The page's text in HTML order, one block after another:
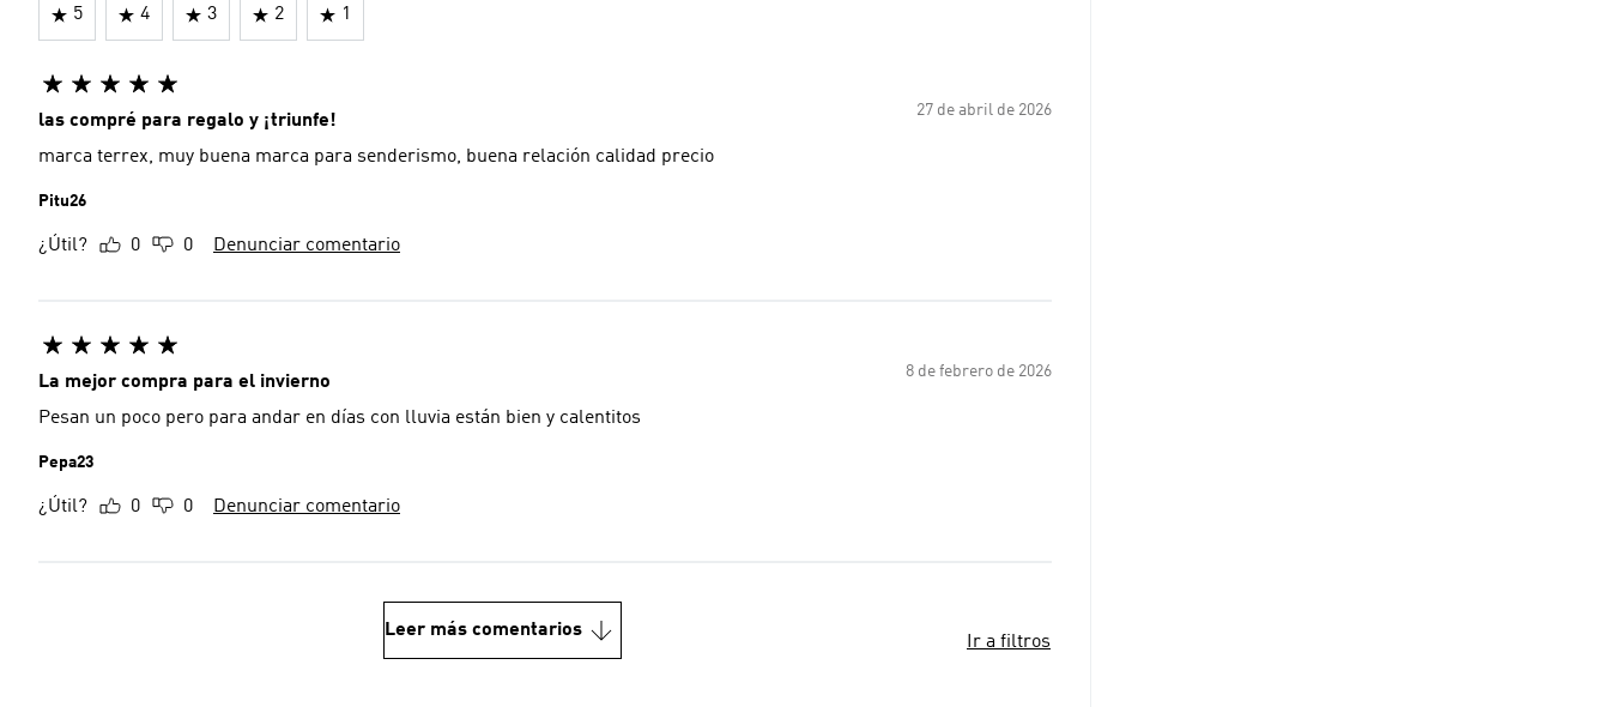
5 4 3 2 1
27 de abril de 2026
las compré para regalo y ¡triunfe!
marca terrex, muy buena marca para senderismo, buena relación calidad precio
Pitu26
¿Útil? 0 0 Denunciar comentario
8 de febrero de 2026
La mejor compra para el invierno
Pesan un poco pero para andar en días con lluvia están bien y calentitos
Pepa23
¿Útil? 0 0 Denunciar comentario
Leer más comentarios
Ir a filtros